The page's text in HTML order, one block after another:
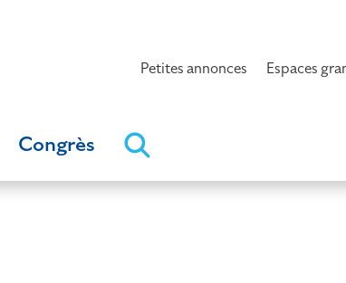
Petites annonces Espaces
Congrès